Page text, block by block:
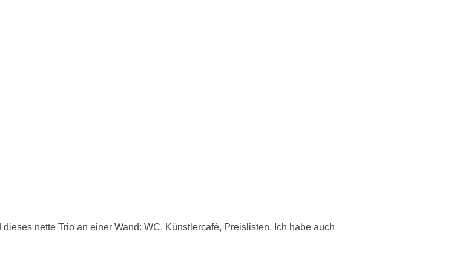
nette Trio an einer Wand: WC, Künstlercafé, Preislisten. Ich habe auch